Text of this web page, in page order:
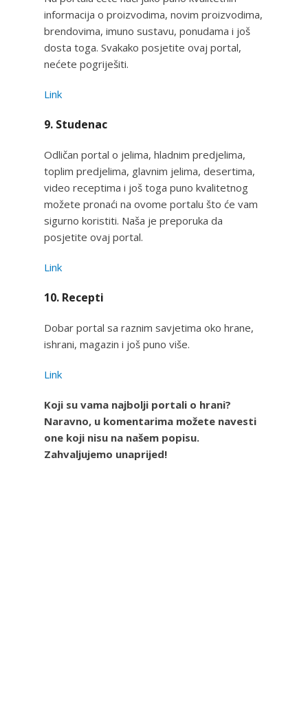
informacija o proizvodima, novim proizvodima,
brendovima, imuno sustavu, ponudama i još
dosta toga. Svakako posjetite ovaj portal,
nećete pogriješiti.
Link
9. Studenac
Odličan portal o jelima, hladnim predjelima,
toplim predjelima, glavnim jelima, desertima,
video receptima i još toga puno kvalitetnog
možete pronaći na ovome portalu što će vam
sigurno koristiti. Naša je preporuka da
posjetite ovaj portal.
Link
10. Recepti
Dobar portal sa raznim savjetima oko hrane,
ishrani, magazin i još puno više.
Link
Koji su vama najbolji portali o hrani?
Naravno, u komentarima možete navesti
one koji nisu na našem popisu.
Zahvaljujemo unaprijed!